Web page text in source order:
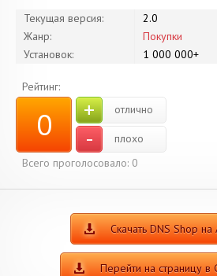
Текущая версия:
2.0
Жанр:
Покупки
Установок:
1 000 000+
Рейтинг:
0 + отлично
-
плохо
Всего проголосовало: 0
Скачать DNS Shop
Перейти на страницу в